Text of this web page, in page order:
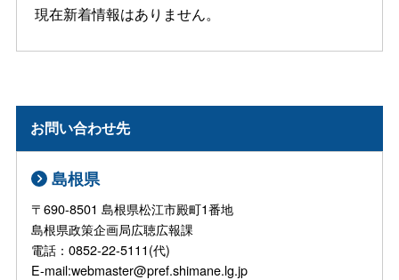
現在新着情報はありません。
お問い合わせ先
島根県
〒690-8501 島根県松江市殿町1番地
島根県政策企画局広聴広報課
電話：0852-22-5111(代)
E-mail:webmaster@pref.shimane.lg.jp